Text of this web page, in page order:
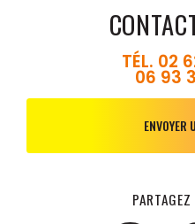
TÉL. 02
06 93
ENVOYER